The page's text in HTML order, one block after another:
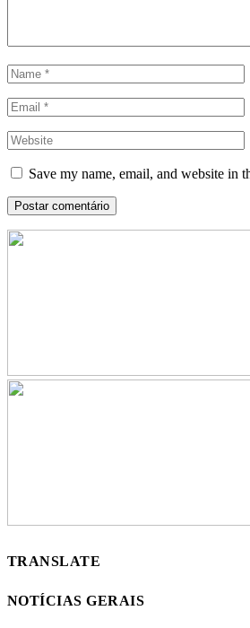
Save my name, email, and website in
TRANSLATE
NOTÍCIAS GERAIS